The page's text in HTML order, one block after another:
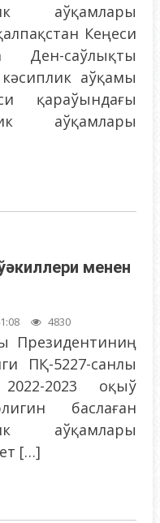
аўқамлары
Кеңеси
Ден-саўлықты
аўқамы
қараўындағы
аўқамлары
менен
4830
Президентиниң
ПҚ-5227-санлы
2023 оқыў
баслаған
аўқамлары
[…]